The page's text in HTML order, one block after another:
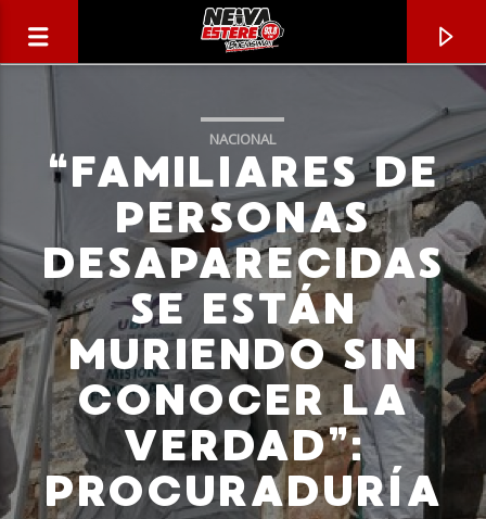
CANCIÓN ACTUAL
TÍTULO
ARTISTA
NACIONAL
“FAMILIARES DE
PERSONAS
DESAPARECIDAS
SE ESTÁN
MURIENDO SIN
CONOCER LA
VERDAD”:
PROCURADURÍA